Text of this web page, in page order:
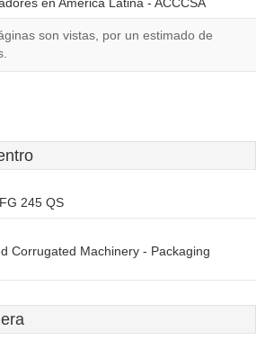
en América Latina - ACCCSA
son vistas, por un estimado de
245 QS
Corrugated Machinery - Packaging